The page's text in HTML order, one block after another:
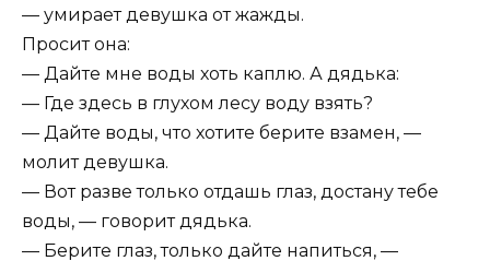
— умирает девушка от жажды.
Просит она:
— Дайте мне воды хоть каплю. А дядька:
— Где здесь в глухом лесу воду взять?
— Дайте воды, что хотите берите взамен, —
молит девушка.
— Вот разве только отдашь глаз, достану тебе
воды, — говорит дядька.
— Берите глаз, только дайте напиться, —